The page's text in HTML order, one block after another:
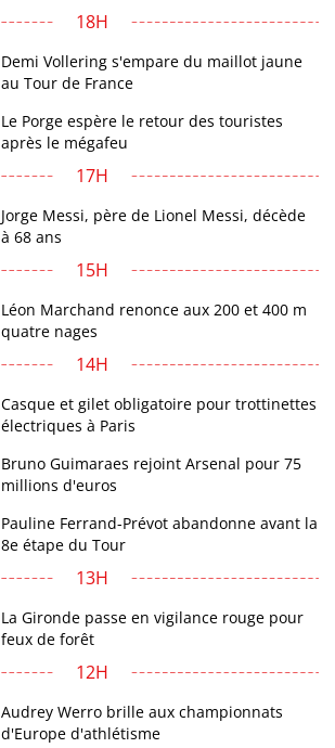
18H
Demi Vollering s'empare du maillot jaune
au Tour de France
Le Porge espère le retour des touristes
après le mégafeu
17H
Jorge Messi, père de Lionel Messi, décède
à 68 ans
15H
Léon Marchand renonce aux 200 et 400 m
quatre nages
14H
Casque et gilet obligatoire pour trottinettes
électriques à Paris
Bruno Guimaraes rejoint Arsenal pour 75
millions d'euros
Pauline Ferrand-Prévot abandonne avant la
8e étape du Tour
13H
La Gironde passe en vigilance rouge pour
feux de forêt
12H
Audrey Werro brille aux championnats
d'Europe d'athlétisme